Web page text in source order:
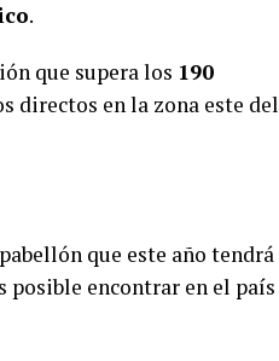
.
que supera los 190
directos en la zona este del
que este año tendrá
posible encontrar en el país